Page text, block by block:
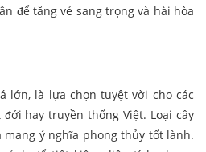
để tăng vẻ sang trọng và hài hòa
lớn, là lựa chọn tuyệt vời cho các
hay truyền thống Việt. Loại cây
mang ý nghĩa phong thủy tốt lành.